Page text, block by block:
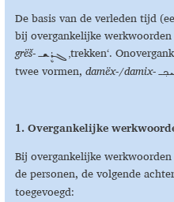
De basis van de verleden tijd
bij overgankelijke
grëš-ܓܪܷܫـ ‚trekken‘.
twee vormen,damëx-/damix-
1. Overgankelijke
Bij overgankelijke
de personen, de volgende
toegevoegd: